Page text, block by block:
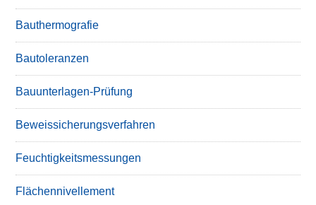
Bauthermografie
Bautoleranzen
Bauunterlagen-Prüfung
Beweissicherungsverfahren
Feuchtigkeitsmessungen
Flächennivellement